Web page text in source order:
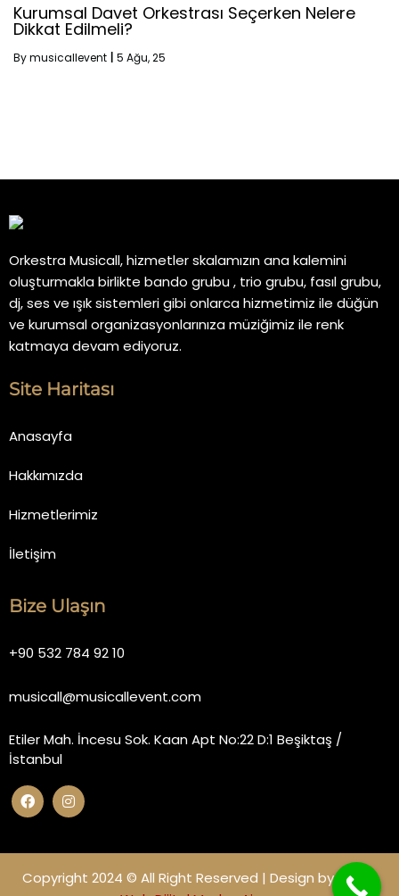
Kurumsal Davet Orkestrası Seçerken Nelere
Dikkat Edilmeli?
Bymusicallevent 5 Ağu, 25
Orkestra Musicall, hizmetler skalamızın ana kalemini
oluşturmakla birlikte bando grubu , trio grubu, fasıl grubu,
dj, ses ve ışık sistemleri gibi onlarca hizmetimiz ile düğün
ve kurumsal organizasyonlarınıza müziğimiz ile renk
katmaya devam ediyoruz.
Site Haritası
Anasayfa
Hakkımızda
Hizmetlerimiz
İletişim
Bize Ulaşın
+90 532 784 92 10
musicall@musicallevent.com
Etiler Mah. İncesu Sok. Kaan Apt No:22 D:1 Beşiktaş /
İstanbul
Copyright 2024 © All Right Reserved | Design byMiano